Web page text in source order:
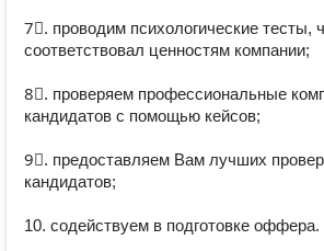
7⃣. проводим психологические тесты,
соответствовал ценностям компании;
8⃣. проверяем профессиональные
кандидатов с помощью кейсов;
9⃣. предоставляем Вам лучших
кандидатов;